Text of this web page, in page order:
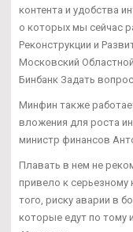
контента и удобства
о которых мы сейчас
Реконструкции и
Московский
Бинбанк Задать
Минфин также
вложения для роста
министр финансов
Плавать в нем не
привело к серьезному
того, риску аварии в
которые едут по тому